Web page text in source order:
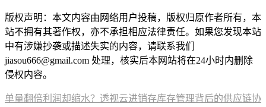
版权声明：本文内容由网络用户投稿，版权归原作者所有，本
站不拥有其著作权，亦不承担相应法律责任。如果您发现本站
中有涉嫌抄袭或描述失实的内容，请联系我们
jiasou666@gmail.com 处理，核实后本网站将在24小时内删除
侵权内容。
单量翻倍利润却缩水？透视云进销存库存管理背后的供应链协